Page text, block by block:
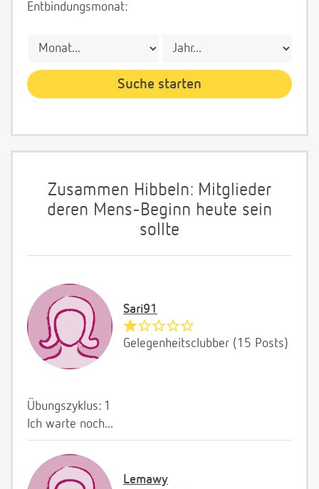
Entbindungsmonat:
Zusammen Hibbeln: Mitglieder
deren Mens-Beginn heute sein
sollte
Sari91
Gelegenheitsclubber (15 Posts)
Übungszyklus: 1
Ich warte noch...
Lemawy